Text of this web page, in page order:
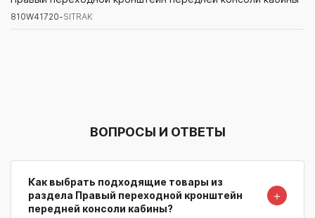
Артикул/Бренд
810W41720-SITRAK
ВОПРОСЫ И ОТВЕТЫ
Как выбрать подходящие товары из
раздела Правый переходной кронштейн
передней консоли кабины?
＋